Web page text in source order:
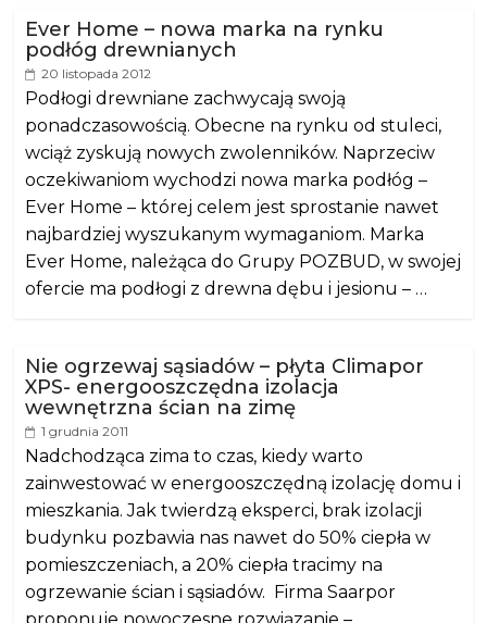
Ever Home – nowa marka na rynku
podłóg drewnianych
20 listopada 2012
Podłogi drewniane zachwycają swoją
ponadczasowością. Obecne na rynku od stuleci,
wciąż zyskują nowych zwolenników. Naprzeciw
oczekiwaniom wychodzi nowa marka podłóg –
Ever Home – której celem jest sprostanie nawet
najbardziej wyszukanym wymaganiom. Marka
Ever Home, należąca do Grupy POZBUD, w swojej
ofercie ma podłogi z drewna dębu i jesionu – …
Nie ogrzewaj sąsiadów – płyta Climapor
XPS- energooszczędna izolacja
wewnętrzna ścian na zimę
1 grudnia 2011
Nadchodząca zima to czas, kiedy warto
zainwestować w energooszczędną izolację domu i
mieszkania. Jak twierdzą eksperci, brak izolacji
budynku pozbawia nas nawet do 50% ciepła w
pomieszczeniach, a 20% ciepła tracimy na
ogrzewanie ścian i sąsiadów. Firma Saarpor